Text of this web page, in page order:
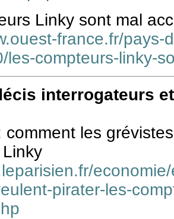
Linky sont mal
france.fr/pays-
les-compteurs-linky-
interrogateurs
comment les
pirater-les-